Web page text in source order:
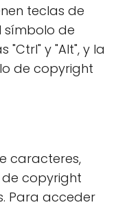
teclas de
de
"Ctrl" y "Alt", y la
de copyright
caracteres,
copyright
Para acceder